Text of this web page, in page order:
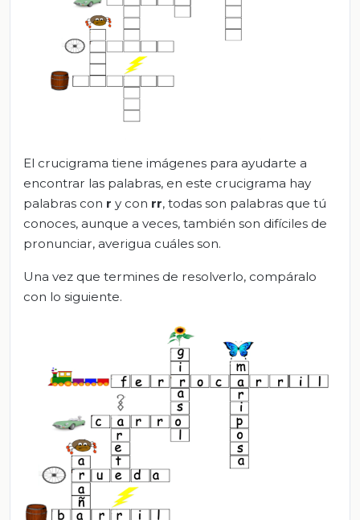
El crucigrama tiene imágenes para ayudarte a
encontrar las palabras, en este crucigrama hay
palabras con r y con rr, todas son palabras que tú
conoces, aunque a veces, también son difíciles de
pronunciar, averigua cuáles son.
Una vez que termines de resolverlo, compáralo
con lo siguiente.